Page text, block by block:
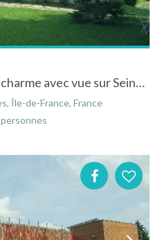
Très lumineuse maison de charme avec vue sur Seine à Evecquemont
Île-de-France, France